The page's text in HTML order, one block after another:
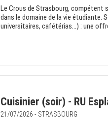
Le Crous de Strasbourg, compétent
dans le domaine de la vie étudiante.
universitaires, cafétérias…) : une
Cuisinier (soir) - RU
21/07/2026 - STRASBOURG